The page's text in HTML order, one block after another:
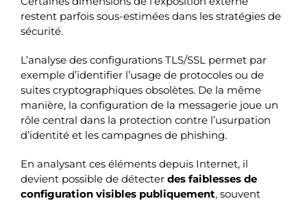
restent parfois sous-estimées dans les stratégies de
sécurité.
L’analyse des configurations TLS/SSL permet par
exemple d’identifier l’usage de protocoles ou de
suites cryptographiques obsolètes. De la même
manière, la configuration de la messagerie joue un
rôle central dans la protection contre l’usurpation
d’identité et les campagnes de phishing.
En analysant ces éléments depuis Internet, il
devient possible de détecter des faiblesses de
configuration visibles publiquement, souvent